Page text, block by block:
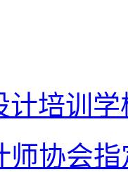
计培训学
师协会